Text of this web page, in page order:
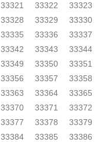
33321 33322
33323
33328 33329
33330
33335 33336
33337
33342 33343
33344
33349 33350
33351
33356 33357
33358
33363 33364
33365
33370 33371
33372
33377 33378
33379
33384 33385
33386